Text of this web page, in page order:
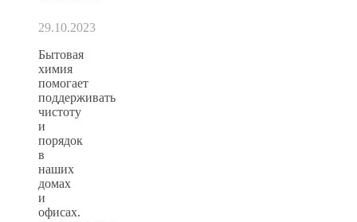
29.10.2023
Бытовая
химия
помогает
поддерживать
чистоту
и
порядок
в
наших
домах
и
офисах.